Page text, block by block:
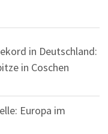
in Deutschland:
in Coschen
Europa im